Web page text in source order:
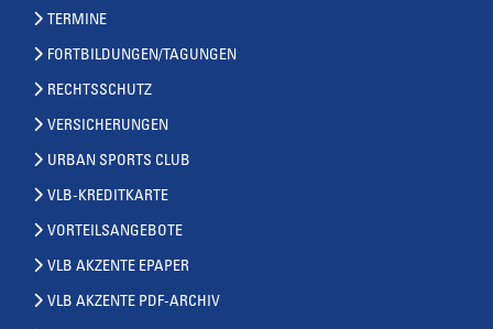
TERMINE
FORTBILDUNGEN/TAGUNGEN
RECHTSSCHUTZ
VERSICHERUNGEN
URBAN SPORTS CLUB
VLB-KREDITKARTE
VORTEILSANGEBOTE
VLB AKZENTE EPAPER
VLB AKZENTE PDF-ARCHIV